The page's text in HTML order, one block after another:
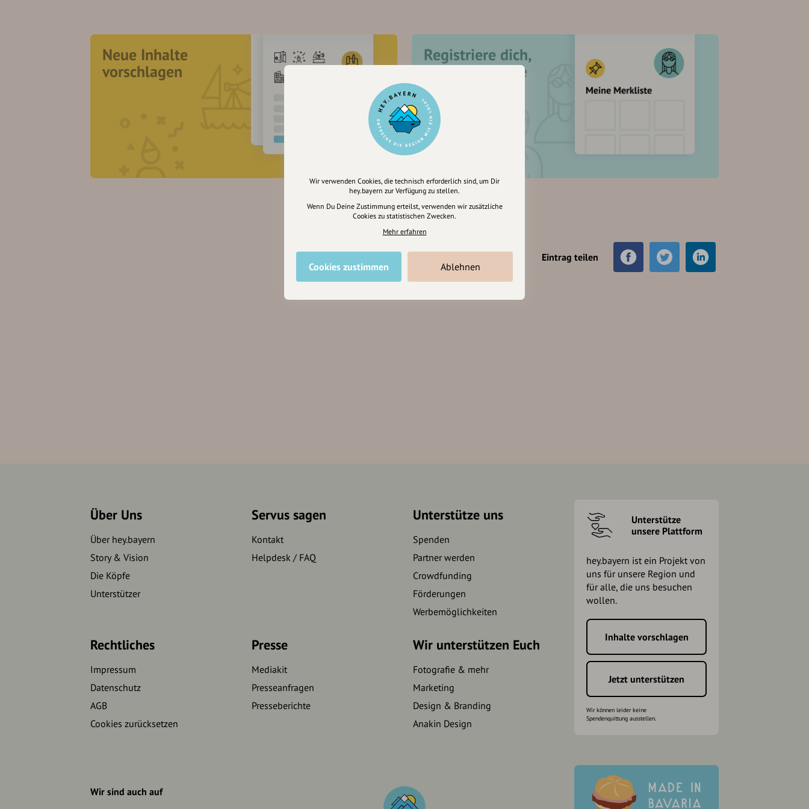
Neue Inhalte
vorschlagen
Registriere dich,
um dir Einträge
zu merken
Eintrag teilen
Über Uns
Über hey.bayern
Story & Vision
Die Köpfe
Unterstützer
Servus sagen
Kontakt
Helpdesk / FAQ
Unterstütze uns
Spenden
Partner werden
Crowdfunding
Förderungen
Werbemöglichkeiten
Rechtliches
Impressum
Datenschutz
AGB
Cookies zurücksetzen
Presse
Mediakit
Presseanfragen
Presseberichte
Wir unterstützen Euch
Fotografie & mehr
Marketing
Design & Branding
Anakin Design
Unterstütze
unsere Plattform
hey.bayern ist ein Projekt von
uns für unsere Region und
für alle, die uns besuchen
wollen.
Inhalte vorschlagen
Jetzt unterstützen
Wir können leider keine
Spendenquittung ausstellen.
Wir sind auch auf
Wir verwenden Cookies, die technisch erforderlich sind, um Dir
hey.bayern zur Verfügung zu stellen.
Wenn Du Deine Zustimmung erteilst, verwenden wir zusätzliche
Cookies zu statistischen Zwecken.
Mehr erfahren
Cookies zustimmen Ablehnen